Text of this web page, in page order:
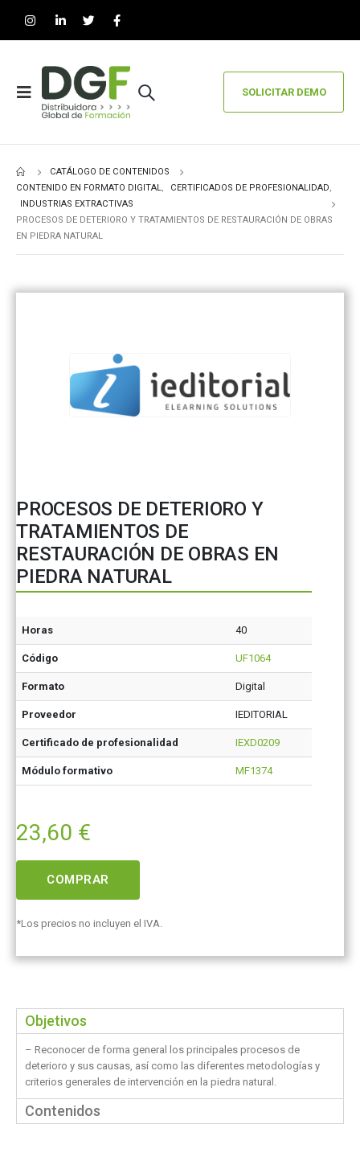
SOLICITAR DEMO
CATÁLOGO DE CONTENIDOS
CONTENIDO EN FORMATO DIGITAL, CERTIFICADOS DE PROFESIONALIDAD,
INDUSTRIAS EXTRACTIVAS
PROCESOS DE DETERIORO Y TRATAMIENTOS DE RESTAURACIÓN DE OBRAS
EN PIEDRA NATURAL
PROCESOS DE DETERIORO Y
TRATAMIENTOS DE
RESTAURACIÓN DE OBRAS EN
PIEDRA NATURAL
Horas 40
Código UF1064
Formato Digital
Proveedor IEDITORIAL
Certificado de profesionalidad IEXD0209
Módulo formativo MF1374
23,60 €
COMPRAR
*Los precios no incluyen el IVA.
Objetivos
– Reconocer de forma general los principales procesos de
deterioro y sus causas, así como las diferentes metodologías y
criterios generales de intervención en la piedra natural.
Contenidos